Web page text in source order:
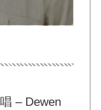
– Dewen